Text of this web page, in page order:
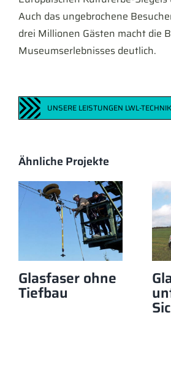
Auch das ungebrochene
drei Millionen Gästen macht die
Museumserlebnisses deutlich.
UNSERE LEISTUNGEN LWL-TECHNIK
Ähnliche Projekte
Glasfaser ohne
Tiefbau